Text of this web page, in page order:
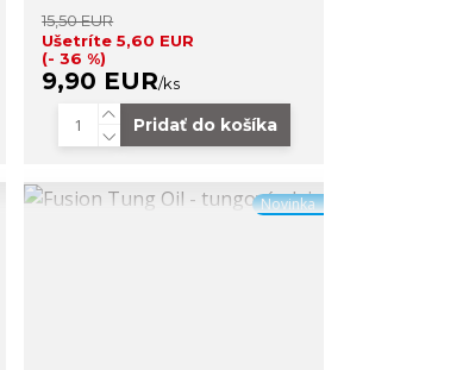
15,50 EUR
Ušetríte 5,60 EUR
(- 36 %)
9,90 EUR/ks
Pridať do košíka
Novinka